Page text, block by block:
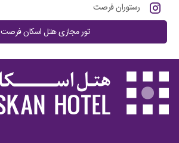
رستوران فرصت
تور مجازی هتل اسکان فرصت